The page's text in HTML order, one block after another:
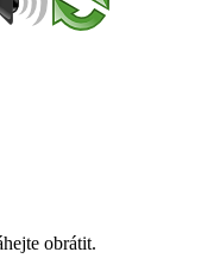
obrátit.